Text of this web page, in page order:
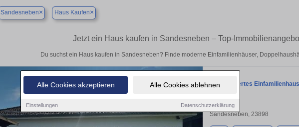
Alle Cookies akzeptieren Alle Cookies ablehnen
Einstellungen Datenschutzerklärung
Sandesneben× Haus Kaufen×
Jetzt ein Haus kaufen in Sandesneben – Top-
Du suchst ein Haus kaufen in Sandesneben? Finde moderne Einfamilienhäuser,
Modernisiertes
Sandesneben, 23898